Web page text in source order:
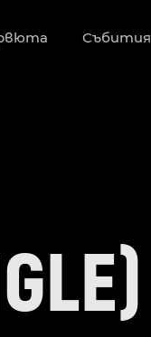
Събития